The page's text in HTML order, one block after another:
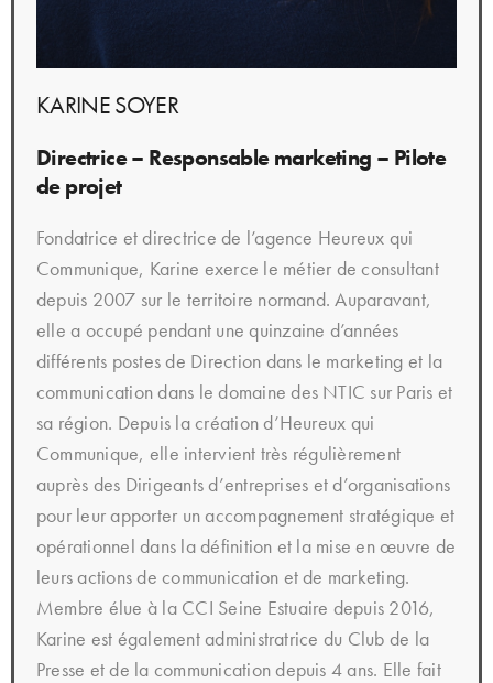
KARINE SOYER
Directrice – Responsable marketing – Pilote
de projet
Fondatrice et directrice de l’agence Heureux qui
Communique, Karine exerce le métier de consultant
depuis 2007 sur le territoire normand. Auparavant,
elle a occupé pendant une quinzaine d’années
différents postes de Direction dans le marketing et la
communication dans le domaine des NTIC sur Paris et
sa région. Depuis la création d’Heureux qui
Communique, elle intervient très régulièrement
auprès des Dirigeants d’entreprises et d’organisations
pour leur apporter un accompagnement stratégique et
opérationnel dans la définition et la mise en œuvre de
leurs actions de communication et de marketing.
Membre élue à la CCI Seine Estuaire depuis 2016,
Karine est également administratrice du Club de la
Presse et de la communication depuis 4 ans. Elle fait